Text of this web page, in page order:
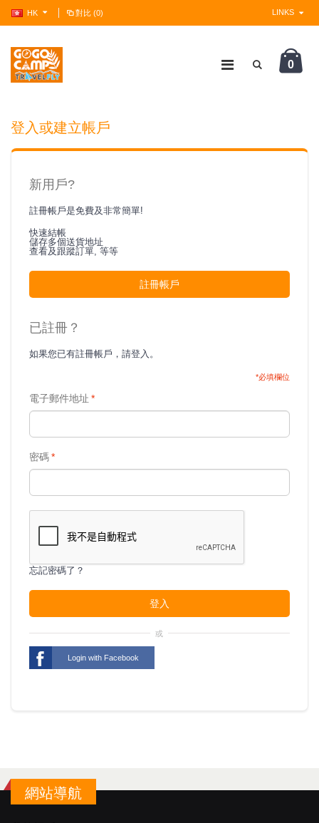
HK 對比 (0) LINKS
0
登入或建立帳戶
新用戶?
註冊帳戶是免費及非常簡單!
快速結帳
儲存多個送貨地址
查看及跟蹤訂單, 等等
註冊帳戶
已註冊？
如果您已有註冊帳戶，請登入。
*必填欄位
*
電子郵件地址
*
密碼
忘記密碼了？
登入
或
Login with Facebook
網站導航